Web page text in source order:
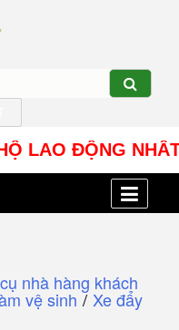
LAO ĐỘNG
nhà hàng khách
vệ sinh / Xe đẩy